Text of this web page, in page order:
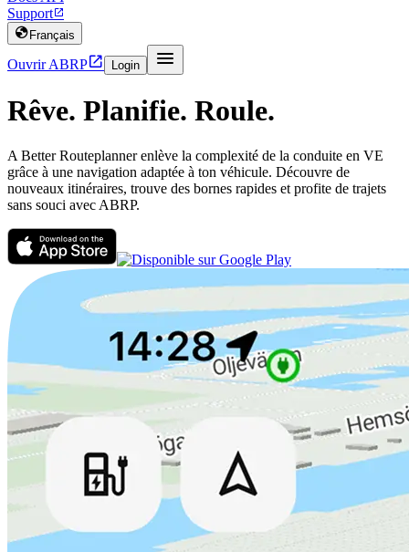
Support
 Français
Ouvrir ABRP Login 
Rêve. Planifie. Roule.
A Better Routeplanner enlève la complexité de la conduite en VE
grâce à une navigation adaptée à ton véhicule. Découvre de
nouveaux itinéraires, trouve des bornes rapides et profite de trajets
sans souci avec ABRP.